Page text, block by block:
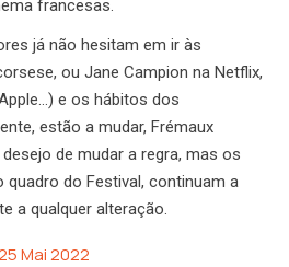
francesas.
já não hesitam em ir às
ou Jane Campion na Netflix,
e os hábitos dos
estão a mudar, Frémaux
de mudar a regra, mas os
do Festival, continuam a
a qualquer alteração.
Mai 2022